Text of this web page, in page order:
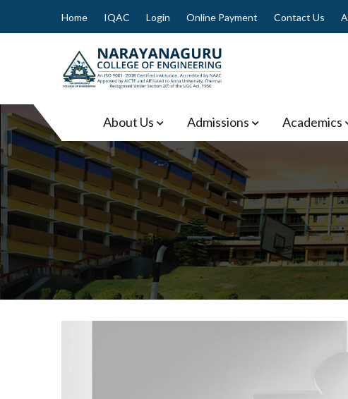
Home IQAC Login Online Payment Contact Us
Narayanaguru College of
About Us Admissions Academics